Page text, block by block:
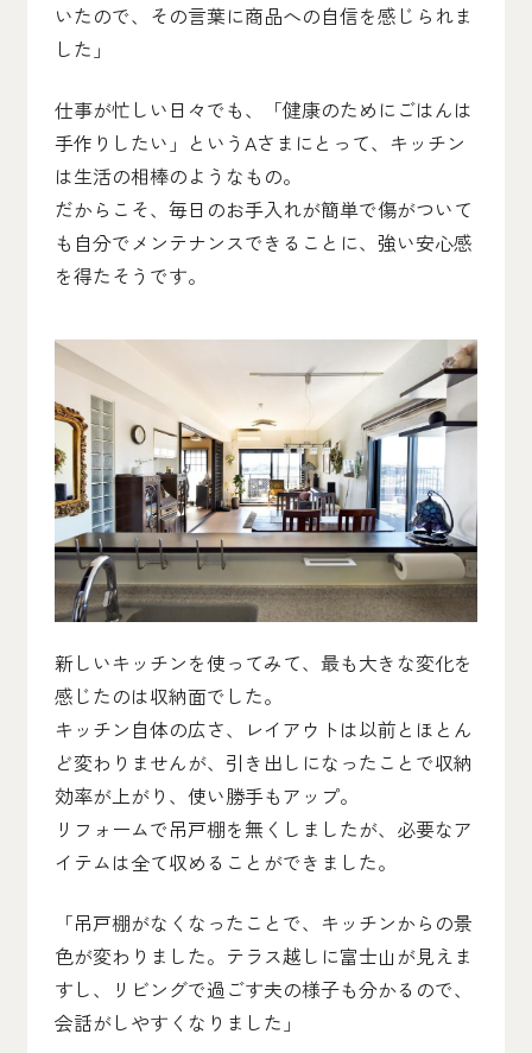
いたので、その言葉に商品への自信を感じられま
した」
仕事が忙しい日々でも、「健康のためにごはんは
手作りしたい」というAさまにとって、キッチン
は生活の相棒のようなもの。
だからこそ、毎日のお手入れが簡単で傷がついて
も自分でメンテナンスできることに、強い安心感
を得たそうです。
新しいキッチンを使ってみて、最も大きな変化を
感じたのは収納面でした。
キッチン自体の広さ、レイアウトは以前とほとん
ど変わりませんが、引き出しになったことで収納
効率が上がり、使い勝手もアップ。
リフォームで吊戸棚を無くしましたが、必要なア
イテムは全て収めることができました。
「吊戸棚がなくなったことで、キッチンからの景
色が変わりました。テラス越しに富士山が見えま
すし、リビングで過ごす夫の様子も分かるので、
会話がしやすくなりました」